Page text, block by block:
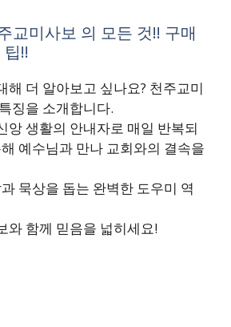
교미사보 의 모든 것!! 구매
!!
해 더 알아보고 싶나요? 천주교미
징을 소개합니다.
앙 생활의 안내자로 매일 반복되
예수님과 만나 교회와의 결속을
묵상을 돕는 완벽한 도우미 역
와 함께 믿음을 넓히세요!